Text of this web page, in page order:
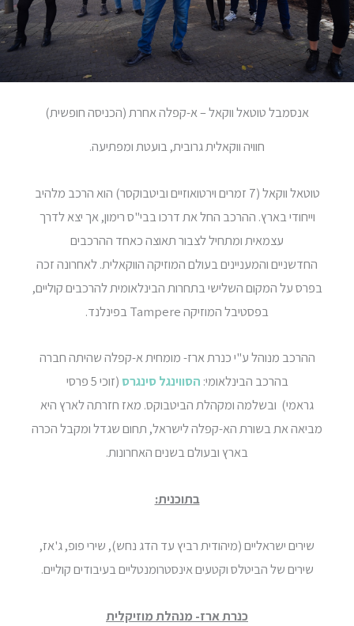
אנסמבל טוטאל ווקאל – א-קפלה אחרת (הכניסה חופשית)
חוויה ווקאלית גרובית, בועטת ומפתיעה.
טוטאל ווקאל (7 זמרים וירטואוזיים וביטבוקסר) הוא הרכב מלהיב
וייחודי בארץ. ההרכב החל את דרכו בבי"ס רימון, אך יצא לדרך
עצמאית ומתחיל לצבור תאוצה כאחד ההרכבים
החדשניים והמעניינים בעולם המוזיקה הווקאלית. לאחרונה זכה
בפרס על המקום השלישי בתחרות הבינלאומית להרכבים קוליים,
בפסטיבל המוזיקה Tampere בפינלנד.
ההרכב מנוהל ע"י כנרת ארז- מומחית א-קפלה שהיתה חברה
בהרכב הבינלאומי: הסווינגל סינגרס
(זוכי 5 פרסי
גראמי) ובשלמה ומקהלת הביטבוקס. מאז חזרתה לארץ היא
מביאה את בשורת הא-קפלה לישראל, תחום שגדל ומקבל הכרה
בארץ ובעולם בשנים האחרונות.
בתוכנית:
שירים ישראליים (מיהודית רביץ עד הדג נחש), שירי פופ, ג'אז,
שירים של הביטלס וקטעים אינסטרומנטליים בעיבודים קוליים.
כנרת ארז- מנהלת מוזיקלית